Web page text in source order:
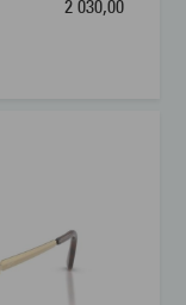
2 030,00